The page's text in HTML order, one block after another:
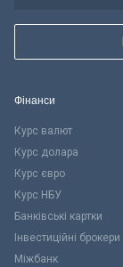
Фінанси
Курс валют
Курс долара
Курс євро
Курс НБУ
Банківські картки
Інвестиційні брокери
Міжбанк